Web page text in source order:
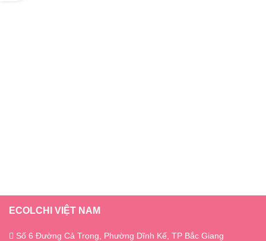
ECOLCHI VIỆT NAM
Số 6 Đường Cả Trọng, Phường Dĩnh Kế, TP Bắc Giang